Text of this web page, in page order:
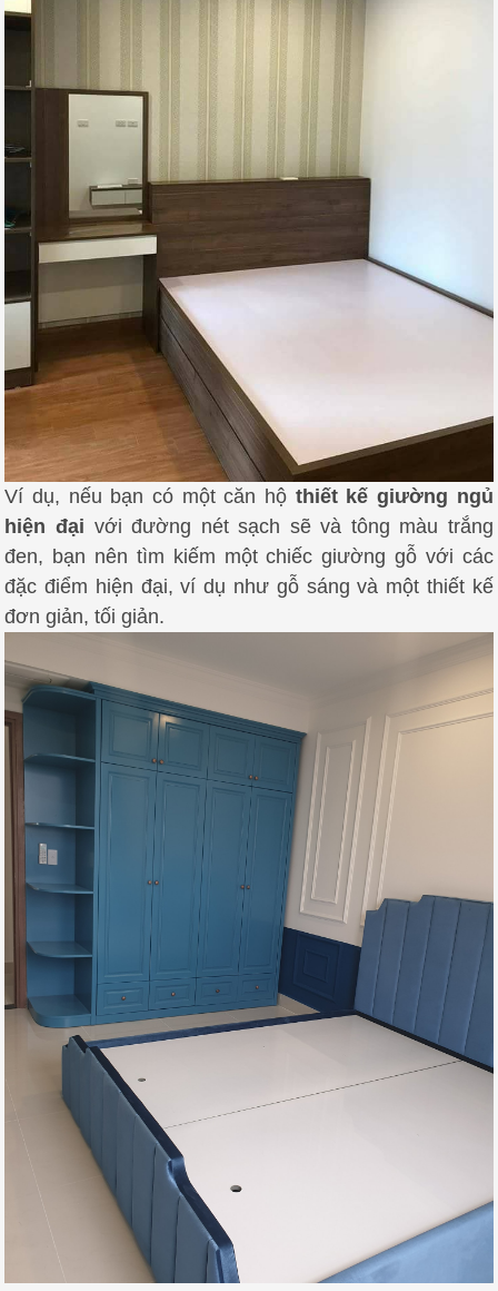
Ví dụ, nếu bạn có một căn hộ thiết kế giường ngủ
hiện đại với đường nét sạch sẽ và tông màu trắng
đen, bạn nên tìm kiếm một chiếc giường gỗ với các
đặc điểm hiện đại, ví dụ như gỗ sáng và một thiết kế
đơn giản, tối giản.